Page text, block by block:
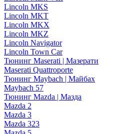
Lincoln MKS
Lincoln MKT
Lincoln MKX
Lincoln MKZ
Lincoln Navigator
Lincoln Town Car
Тюнинг Maserati | Мазерати
Maserati Quattroporte
Тюнинг Maybach | Майбах
Maybach 57
Тюнинг Mazda | Мазда
Mazda 2
Mazda 3
Mazda 323